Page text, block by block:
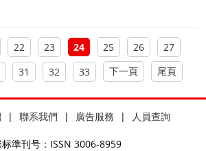
願望的話，那就是還
22 23 24 25 26
27
31 32 33 下一頁 尾頁
| 聯系我們 | 廣告服務 | 人員查詢
标準刊号：ISSN 3006-8959